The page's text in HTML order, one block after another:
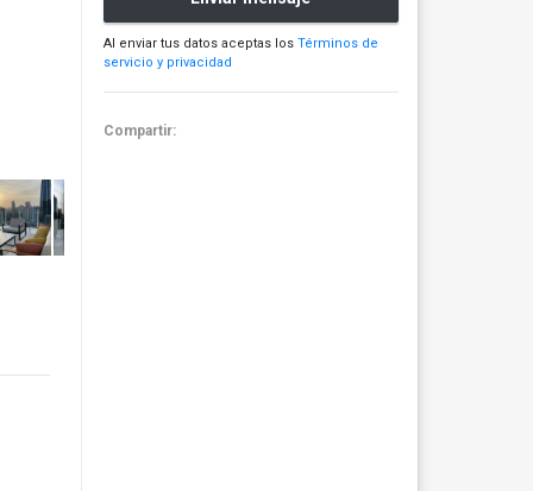
Al enviar tus datos aceptas los Términos de
servicio y privacidad
Compartir: